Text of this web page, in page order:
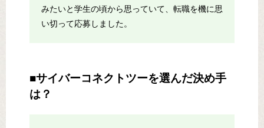
みたいと学生の頃から思っていて、転職を機に思
い切って応募しました。
■サイバーコネクトツーを選んだ決め手
は？